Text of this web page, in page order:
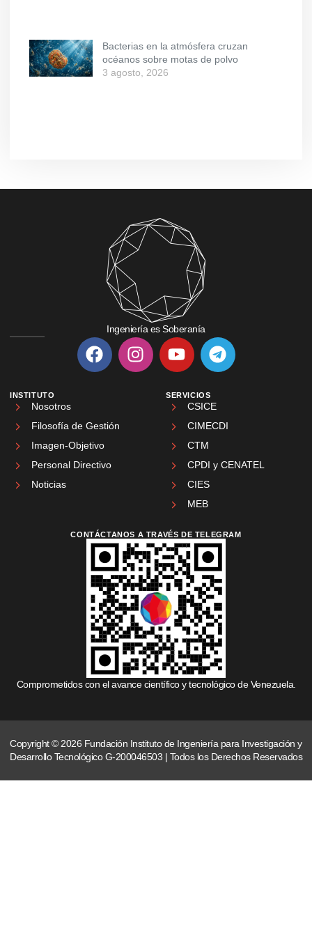
Bacterias en la atmósfera cruzan
océanos sobre motas de polvo
3 agosto, 2026
Ingeniería es Soberanía
INSTITUTO
Nosotros
Filosofía de Gestión
Imagen-Objetivo
Personal Directivo
Noticias
SERVICIOS
CSICE
CIMECDI
CTM
CPDI y CENATEL
CIES
MEB
CONTÁCTANOS A TRAVÉS DE TELEGRAM
Comprometidos con el avance científico y tecnológico de Venezuela.
Copyright © 2026 Fundación Instituto de Ingeniería para Investigación y
Desarrollo Tecnológico G-200046503 | Todos los Derechos Reservados